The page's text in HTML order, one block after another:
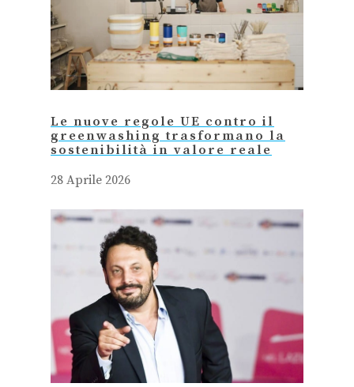
Le nuove regole UE contro il
greenwashing trasformano la
sostenibilità in valore reale
28 Aprile 2026